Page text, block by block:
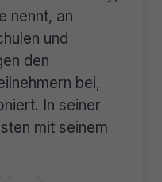
nennt, an
und
den
bei,
In seiner
mit seinem